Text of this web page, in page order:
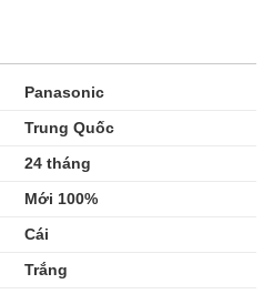
Panasonic
Trung Quốc
24 tháng
Mới 100%
Cái
Trắng